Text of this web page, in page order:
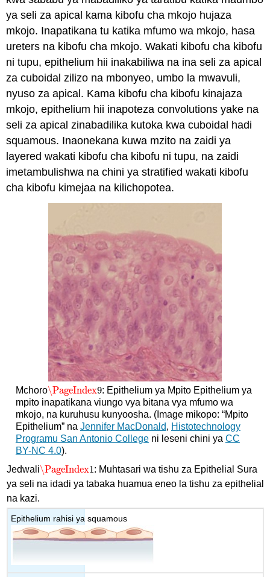
ya seli za apical kama kibofu cha mkojo hujaza
mkojo. Inapatikana tu katika mfumo wa mkojo, hasa
ureters na kibofu cha mkojo. Wakati kibofu cha kibofu
ni tupu, epithelium hii inakabiliwa na ina seli za apical
za cuboidal zilizo na mbonyeo, umbo la mwavuli,
nyuso za apical. Kama kibofu cha kibofu kinajaza
mkojo, epithelium hii inapoteza convolutions yake na
seli za apical zinabadilika kutoka kwa cuboidal hadi
squamous. Inaonekana kuwa mzito na zaidi ya
layered wakati kibofu cha kibofu ni tupu, na zaidi
imetambulishwa na chini ya stratified wakati kibofu
cha kibofu kimejaa na kilichopotea.
Mchoro\PageIndex9
\PageIndex9: Epithelium ya Mpito Epithelium ya
mpito inapatikana viungo vya bitana vya mfumo wa
mkojo, na kuruhusu kunyoosha. (Image mikopo: “Mpito
Epithelium” na Jennifer MacDonald, Histotechnology
Programu San Antonio Collegeni leseni chini ya CC
BY-NC 4.0).
Jedwali\PageIndex1
\PageIndex1: Muhtasari wa tishu za Epithelial Sura
ya seli na idadi ya tabaka huamua eneo la tishu za epithelial
na kazi.
Epithelium rahisi ya squamous